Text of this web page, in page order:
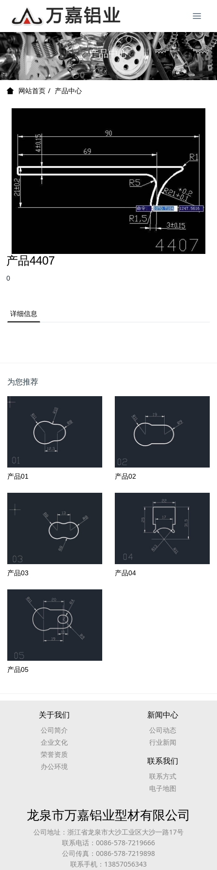
产品中心
网站首页 产品中心
产品4407
0
详细信息
为您推荐
产品01 产品02
产品03 产品04
产品05
关于我们
公司简介
企业文化
荣誉资质
办公环境
新闻中心
公司动态
行业新闻
联系我们
联系方式
电子地图
龙泉市万嘉铝业型材有限公司
公司地址：浙江省龙泉市大沙工业区大沙一路17号
联系电话：0086-578-7219666
公司传真：0086-578-7219898
联系手机：13857056343